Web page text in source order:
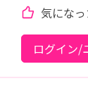
気にな
ログイン/